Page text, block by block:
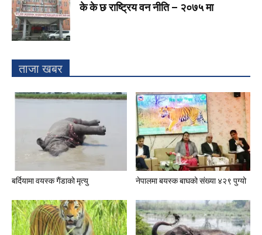
के के छ राष्ट्रिय वन नीति – २०७५ मा
ताजा खबर
बर्दियामा वयस्क गैंडाको मृत्यु नेपालमा बयस्क बाघको संख्या ४२९ पुग्यो